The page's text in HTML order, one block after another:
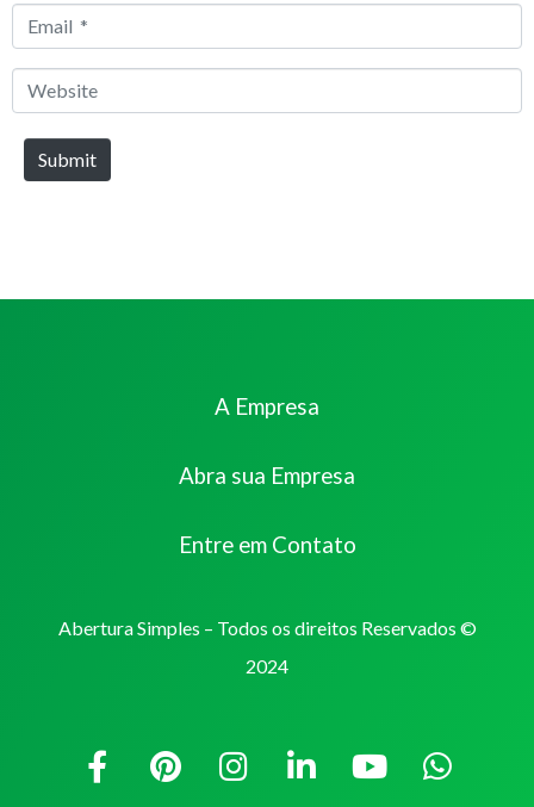
Email
Website
Submit
A Empresa
Abra sua Empresa
Entre em Contato
Abertura Simples – Todos os direitos Reservados ©
2024